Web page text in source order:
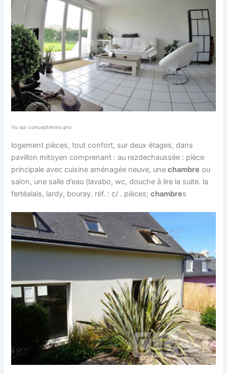
Vu sur conceptimmo.pro
logement pièces, tout confort, sur deux étages, dans
pavillon mitoyen comprenant : au rezdechaussée : pièce
principale avec cuisine aménagée neuve, unechambre ou
salon, une salle d’eau (lavabo, wc, douche à lire la suite. la
fertéalais, lardy, bouray. réf. : c/ . pièces;chambres